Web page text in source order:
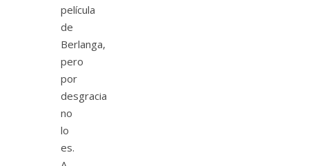
película
de
Berlanga,
pero
por
desgracia
no
lo
es.